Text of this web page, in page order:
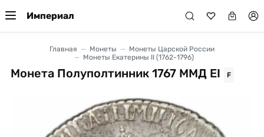
Империал
Главная Монеты
Монеты Царской России
Монеты Екатерины II (1762-1796)
Монета Полуполтинник 1767 ММД EI F